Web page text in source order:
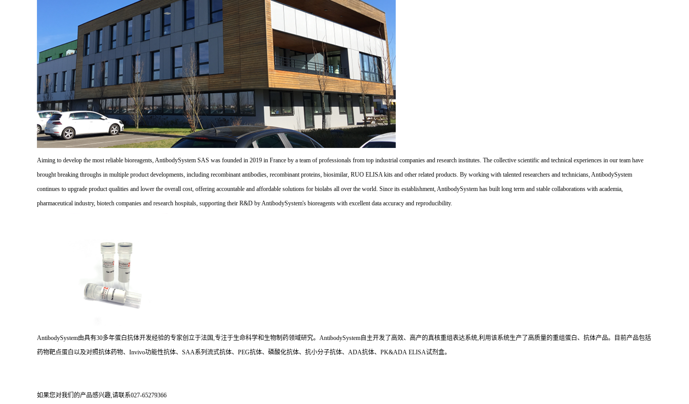
Aiming to develop the most reliable bioreagents, AntibodySystem SAS was founded in 2019 in France by a team of professionals from top industrial companies and research institutes. The collective scientific and technical experiences in our team have
brought breaking throughs in multiple product developments, including recombinant antibodies, recombinant proteins, biosimilar, RUO ELISA kits and other related products. By working with talented researchers and technicians, AntibodySystem
continues to upgrade product qualities and lower the overall cost, offering accountable and affordable solutions for biolabs all over the world. Since its establishment, AntibodySystem has built long term and stable collaborations with academia,
pharmaceutical industry, biotech companies and research hospitals, supporting their R&D by AntibodySystem's bioreagents with excellent data accuracy and reproducibility.
AntibodySystem由具有30多年蛋白抗体开发经验的专家创立于法国,专注于生命科学和生物制药领域研究。AntibodySystem自主开发了高效、高产的真核重组表达系统,利用该系统生产了高质量的重组蛋白、抗体产品。目前产品包括
药物靶点蛋白以及对照抗体药物、Invivo功能性抗体、SAA系列流式抗体、PEG抗体、磷酸化抗体、抗小分子抗体、ADA抗体、PK&ADA ELISA试剂盒。
如果您对我们的产品感兴趣,请联系027-65279366